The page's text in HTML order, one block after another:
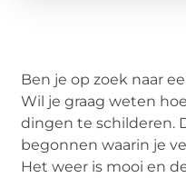
Ben je op zoek naar
Wil je graag weten
dingen te schilderen.
begonnen waarin je
Het weer is mooi en